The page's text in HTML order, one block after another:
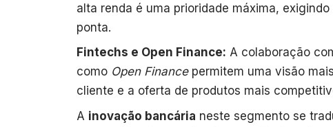
alta renda é uma prioridade máxima,
ponta.
Fintechs e Open Finance: A colaboração
como Open Financepermitem uma visão
cliente e a oferta de produtos mais
A inovação bancária neste segmento se